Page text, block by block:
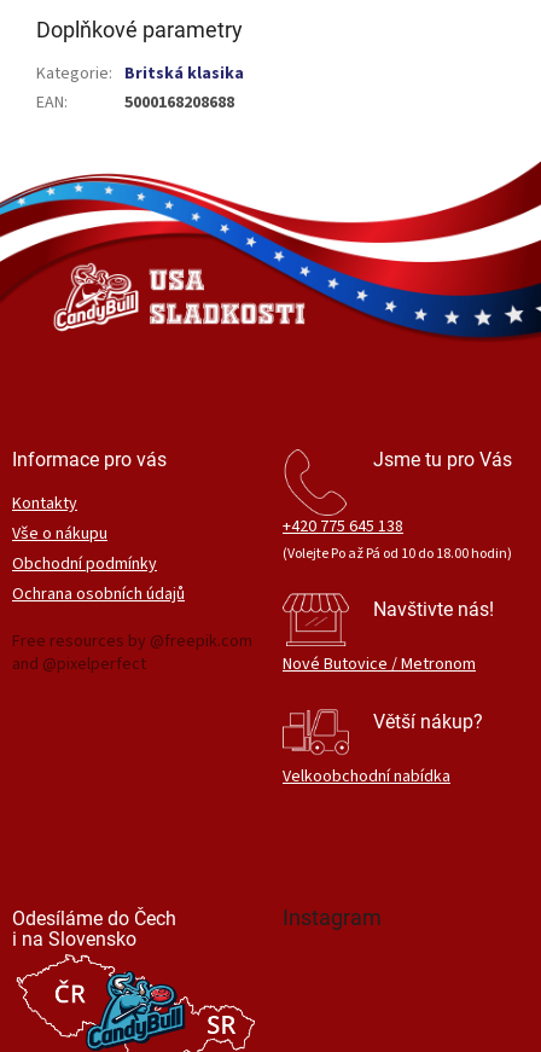
Doplňkové parametry
Kategorie: Britská klasika
EAN: 5000168208688
á
p
a
í
Informace pro vás
Kontakty
Vše o nákupu
Obchodní podmínky
Ochrana osobních údajů
Free resources by @freepik.com
and @pixelperfect
Jsme tu pro Vás
+420 775 645 138
(Volejte Po až Pá od 10 do 18.00 hodin)
Navštivte nás!
Nové Butovice / Metronom
Větší nákup?
Velkoobchodní nabídka
Odesíláme do Čech
i na Slovensko
Instagram